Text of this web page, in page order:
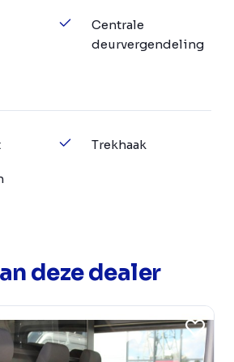
Centrale
deurvergendeling
Trekhaak
deze dealer